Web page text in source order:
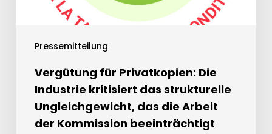
Pressemitteilung
Vergütung für Privatkopien: Die
Industrie kritisiert das strukturelle
Ungleichgewicht, das die Arbeit
der Kommission beeinträchtigt